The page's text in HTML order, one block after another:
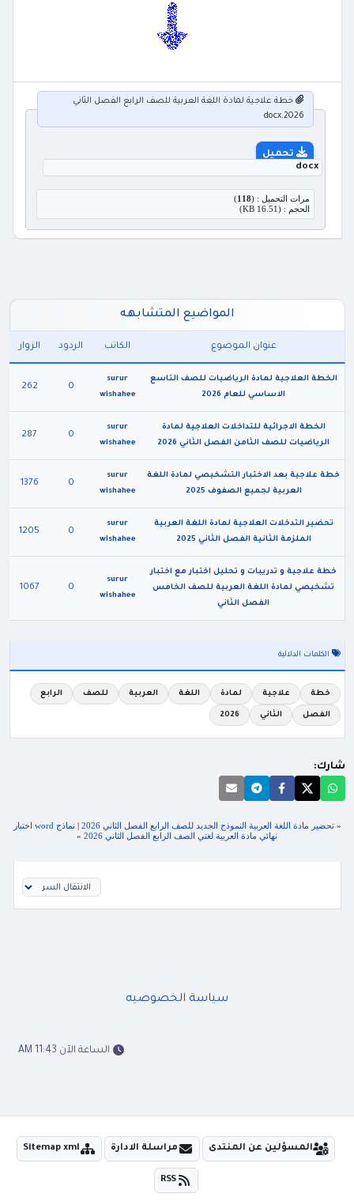
خطة علاجية لمادة اللغة العربية للصف الرابع الفصل الثاني
2026.docx
تحميل
docx
مرات التحميل : (118
)
الحجم : (16.51 KB)
المواضيع المتشابهه
عنوان الموضوع الكاتب الردود الزوار
الخطة العلاجية لمادة الرياضيات للصف التاسع
الاساسي للعام 2026
surur
wishahee
0
262
الخطة الاجرائية للتداخلات العلاجية لمادة
الرياضيات للصف الثامن الفصل الثاني 2026
surur
wishahee
0
287
خطة علاجية بعد الاختبار التشخيصي لمادة اللغة
العربية لجميع الصفوف 2025
surur
wishahee
0
1376
تحضير التدخلات العلاجية لمادة اللغة العربية
الملزمة الثانية الفصل الثاني 2025
surur
wishahee
0
1205
خطة علاجية و تدريبات و تحليل اختبار مع اختبار
تشخيصي لمادة اللغة العربية للصف الخامس
الفصل الثاني
surur
wishahee
0
1067
الكلمات الدلالية
خطة علاجية لمادة اللغة العربية للصف الرابع
الفصل الثاني 2026
شارك:
«تحضير مادة اللغة العربية النموذج الجديد للصف الرابع الفصل الثاني 2026 |
نماذج word اختبار
نهائي مادة العربية لغتي الصف الرابع الفصل الثاني 2026
»
سياسة الخصوصيه
الساعة الآن 11:43 AM
المسؤلين عن المنتدى مراسلة الادارة Sitemap xml
RSS